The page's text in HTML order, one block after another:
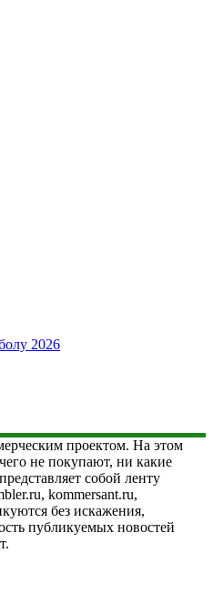
2026
проектом. На этом
не покупают, ни какие
собой ленту
kommersant.ru,
без искажения,
публикуемых новостей